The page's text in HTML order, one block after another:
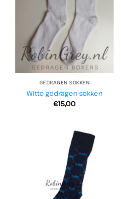
GEDRAGEN SOKKEN
Witte gedragen sokken
€15,00